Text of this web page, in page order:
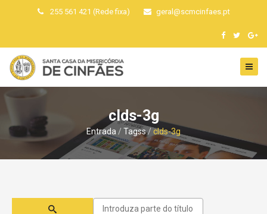
255 561 421 (Rede fixa) geral @scmcinfaes.pt
clds-3g
Entrada Tagss clds-3g
Introduza